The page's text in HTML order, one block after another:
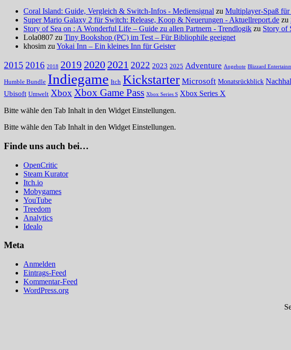
Coral Island: Guide, Vergleich & Switch-Infos - Mediensignal zu Multiplayer-Spaß
Super Mario Galaxy 2 für Switch: Release, Koop & Neuerungen - Aktuellreport.de zu
Story of Sea on : A Wonderful Life – Guide zu allen Partnern - Trendlogik zu Story of
Lola0807 zu Tiny Bookshop (PC) im Test – Für Bibliophile geeignet
khosim zu Yokai Inn – Ein kleines Inn für Geister
2015 2016 2018 2019 2020 2021 2022 2023 2025 Adventure Angebote Blizzard
Humble Bundle Indiegame Itch Kickstarter Microsoft Monatsrückblick
Ubisoft Umwelt Xbox Xbox Game Pass Xbox Series S Xbox Series X
Bitte wähle den Tab Inhalt in den Widget Einstellungen.
Bitte wähle den Tab Inhalt in den Widget Einstellungen.
Finde uns auch bei…
OpenCritic
Steam Kurator
Itch.io
Mobygames
YouTube
Treedom
Analytics
Idealo
Meta
Anmelden
Eintrags-Feed
Kommentar-Feed
WordPress.org